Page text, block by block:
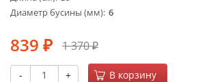
Диаметр бусины (мм) 6
839 ₽ 1 370₽
- + В корзину